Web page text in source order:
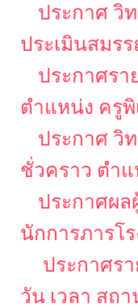
ประกาศ วิ
ประเมินสมร
ประกาศรา
ตำแหน่ง ครูพิ
ประกาศ วิ
ชั่วคราว ตำ
ประกาศผ
นักการภารโร
ประกาศร
วัน เวลา สถ